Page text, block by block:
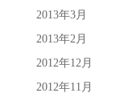
2013年3月
2013年2月
2012年12月
2012年11月